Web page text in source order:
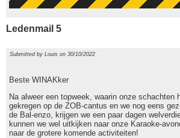
Ledenmail 5
Submitted by Louis on 30/10/2022
Beste WINAKker
Na alweer een topweek, waarin onze schachten
gekregen op de ZOB-cantus en we nog eens
de Bal-enzo, krijgen we een paar dagen
kunnen we wel uitkijken naar onze Karaoke-
naar de grotere komende activiteiten!